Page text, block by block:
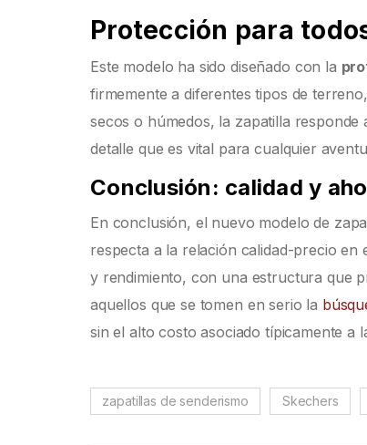
Protección para
Este modelo ha sido diseñado con la
firmemente a diferentes tipos de
secos o húmedos, la zapatilla
detalle que es vital para cualquier
Conclusión: calidad y
En conclusión, el nuevo modelo de
respecta a la relación calidad-precio en
y rendimiento, con una estructura que
aquellos que se tomen en serio la
sin el alto costo asociado típicamente a
zapatillas de senderismo Skechers